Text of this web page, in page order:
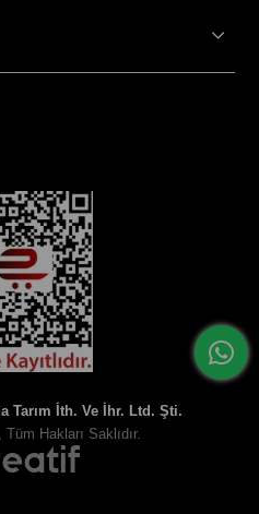
Tarım İth. Ve İhr. Ltd. Şti.
Hakları Saklıdır.